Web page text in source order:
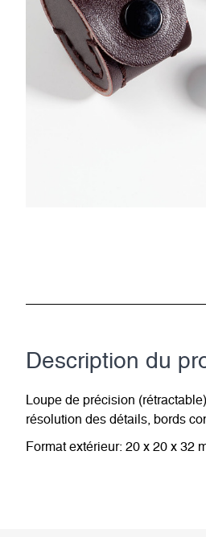
Description du­
Loupe de précision
résolution des détails, bords
Format extérieur: 20 x 20 x 32